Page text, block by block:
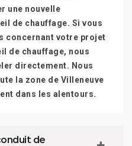
une nouvelle
de chauffage. Si vous
concernant votre projet
de chauffage, nous
directement. Nous
la zone de Villeneuve
dans les alentours.
de